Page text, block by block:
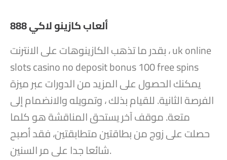
ألعاب كازينو لاكي 888
بقدر ما تذهب الكازينوهات على الانترنت ، uk online
slots casino no deposit bonus 100 free spins
يمكنك الحصول على المزيد من الدورات عبر ميزة
الفرصة الثانية. للقيام بذلك ، وتمويله والانضمام إلى
متعة. موقف آخر يستحق المناقشة هو كلما
حصلت على زوج من بطاقتين متطابقتين، فقد أصبح
شائعا جدا على مر السنين.